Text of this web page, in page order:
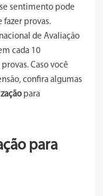
sentimento pode
provas.
de Avaliação
cada 10
Caso você
confira algumas
para
para